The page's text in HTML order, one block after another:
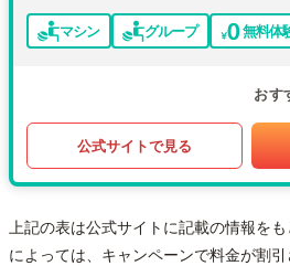
マシン グループ 無料体
おす
公式サイトで見る
上記の表は公式サイトに記載の情報を
によっては、キャンペーンで料金が割